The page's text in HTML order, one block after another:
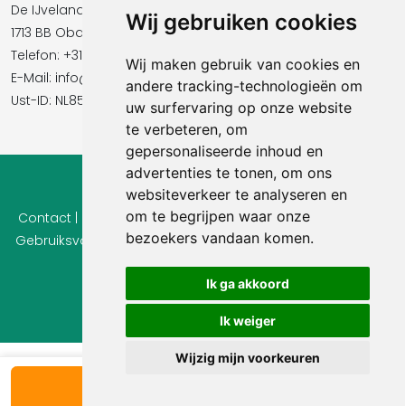
Wij gebruiken cookies
Wij maken gebruik van cookies en
andere tracking-technologieën om
uw surfervaring op onze website
te verbeteren, om
gepersonaliseerde inhoud en
advertenties te tonen, om ons
websiteverkeer te analyseren en
om te begrijpen waar onze
bezoekers vandaan komen.
Ik ga akkoord
Ik weiger
Wijzig mijn voorkeuren
De IJvelandssloot 20
1713 BB Obdam
Telefon: +31854016545
E-Mail:​​​​ info@vidavilla.com
Ust-ID: NL855781919B01
© 2026 Ferienhaus-Tirol.eu
Contact Privacy|Cookie instellingen|Herroepingsrecht
Gebruiksvoorwaarden|Imprint |Informatie Beoordelingen